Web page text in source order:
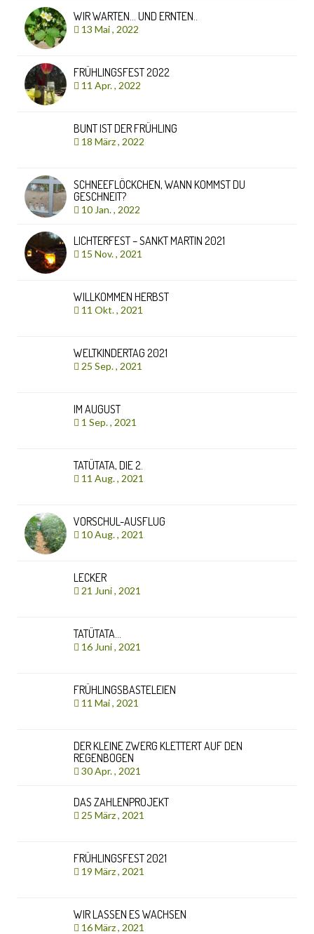
WIR WARTEN… UND ERNTEN..
13 Mai , 2022
FRÜHLINGSFEST 2022
11 Apr. , 2022
BUNT IST DER FRÜHLING
18 März , 2022
SCHNEEFLÖCKCHEN, WANN KOMMST DU
GESCHNEIT?
10 Jan. , 2022
LICHTERFEST – SANKT MARTIN 2021
15 Nov. , 2021
WILLKOMMEN HERBST
11 Okt. , 2021
WELTKINDERTAG 2021
25 Sep. , 2021
IM AUGUST
1 Sep. , 2021
TATÜTATA, DIE 2.
11 Aug. , 2021
VORSCHUL-AUSFLUG
10 Aug. , 2021
LECKER
21 Juni , 2021
TATÜTATA…
16 Juni , 2021
FRÜHLINGSBASTELEIEN
11 Mai , 2021
DER KLEINE ZWERG KLETTERT AUF DEN
REGENBOGEN
30 Apr. , 2021
DAS ZAHLENPROJEKT
25 März , 2021
FRÜHLINGSFEST 2021
19 März , 2021
WIR LASSEN ES WACHSEN
16 März , 2021